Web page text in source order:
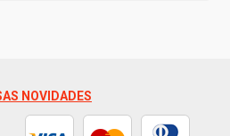
NOVIDADES